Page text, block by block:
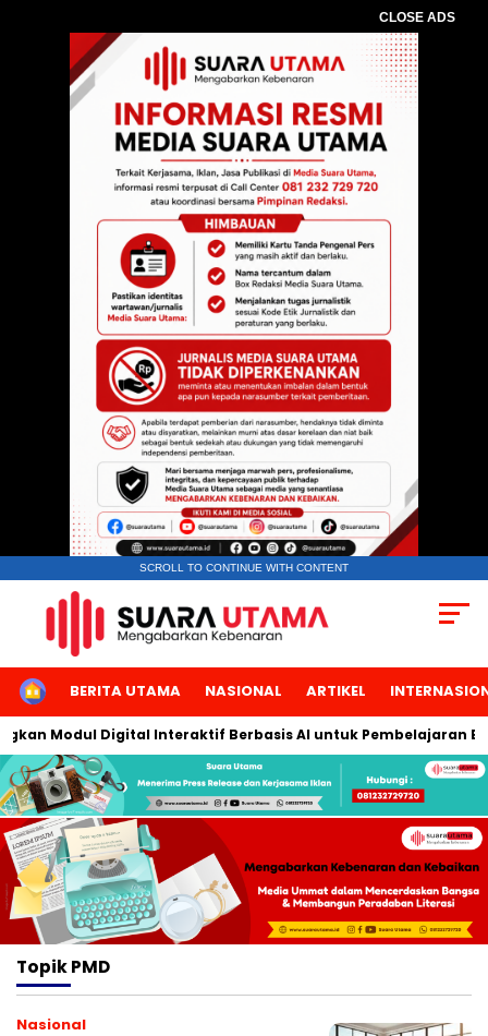
CLOSE ADS
SCROLL TO CONTINUE WITH CONTENT
HOMEBERITA UTAMA NASIONAL ARTIKEL
Modul Digital Interaktif Berbasis AI untuk Pembelajaran
TopikPMD
Nasional